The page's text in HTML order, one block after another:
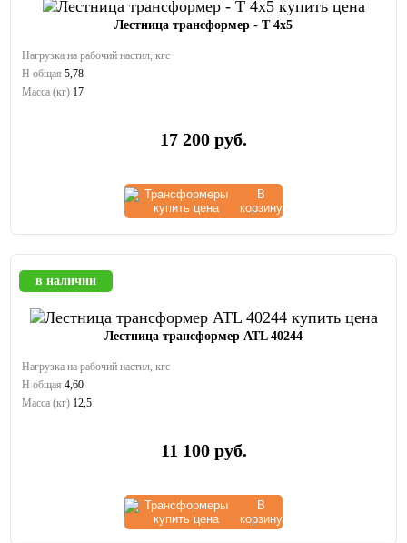
Лестница трансформер - Т 4x5
Нагрузка на рабочий настил, кгс
Н общая 5,78
Масса (кг) 17
17 200 руб.
В
корзину
в наличии
Лестница трансформер ATL 40244
Нагрузка на рабочий настил, кгс
Н общая 4,60
Масса (кг) 12,5
11 100 руб.
В
корзину